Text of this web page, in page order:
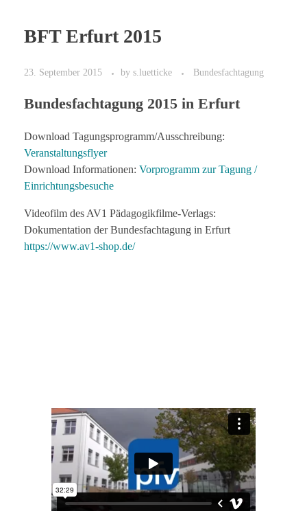
BFT Erfurt 2015
23. September 2015 by s.luetticke Bundesfachtagung
Bundesfachtagung 2015 in Erfurt
Download Tagungsprogramm/Ausschreibung:
Veranstaltungsflyer
Download Informationen: Vorprogramm zur Tagung /
Einrichtungsbesuche
Videofilm des AV1 Pädagogikfilme-Verlags:
Dokumentation der Bundesfachtagung in Erfurt
https://www.av1-shop.de/